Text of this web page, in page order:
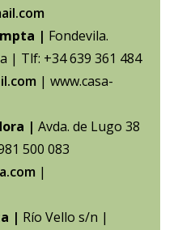
| Fondevila.
| Tlf: +34 639 361 484
| www.casa-
| Avda. de Lugo 38
500 083
|
| Río Vello s/n |